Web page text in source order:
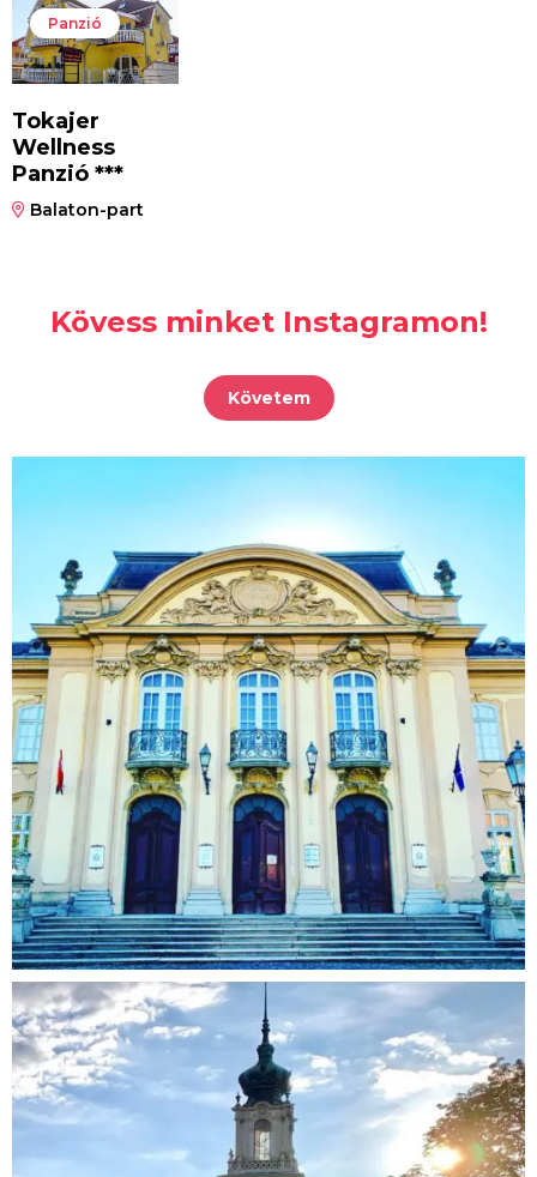
Panzió
Tokajer
Wellness
Panzió ***
Balaton-part
Kövess minket Instagramon!
Követem